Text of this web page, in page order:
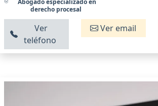
derecho procesal
Ver
teléfono
Ver email